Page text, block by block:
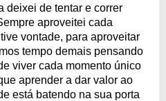
deixei de tentar e correr
aproveitei cada
vontade, para aproveitar
tempo demais pensando
viver cada momento único
aprender a dar valor ao
está batendo na sua porta